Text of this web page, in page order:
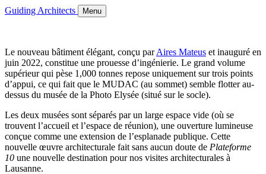
Guiding Architects Menu
Le nouveau bâtiment élégant, conçu parAires Mateus et inauguré en
juin 2022, constitue une prouesse d’ingénierie. Le grand volume
supérieur qui pèse 1,000 tonnes repose uniquement sur trois points
d’appui, ce qui fait que le MUDAC (au sommet) semble flotter au-
dessus du musée de la Photo Elysée (situé sur le socle).
Les deux musées sont séparés par un large espace vide (où se
trouvent l’accueil et l’espace de réunion), une ouverture lumineuse
conçue comme une extension de l’esplanade publique. Cette
nouvelle œuvre architecturale fait sans aucun doute de Plateforme
10 une nouvelle destination pour nos visites architecturales à
Lausanne.